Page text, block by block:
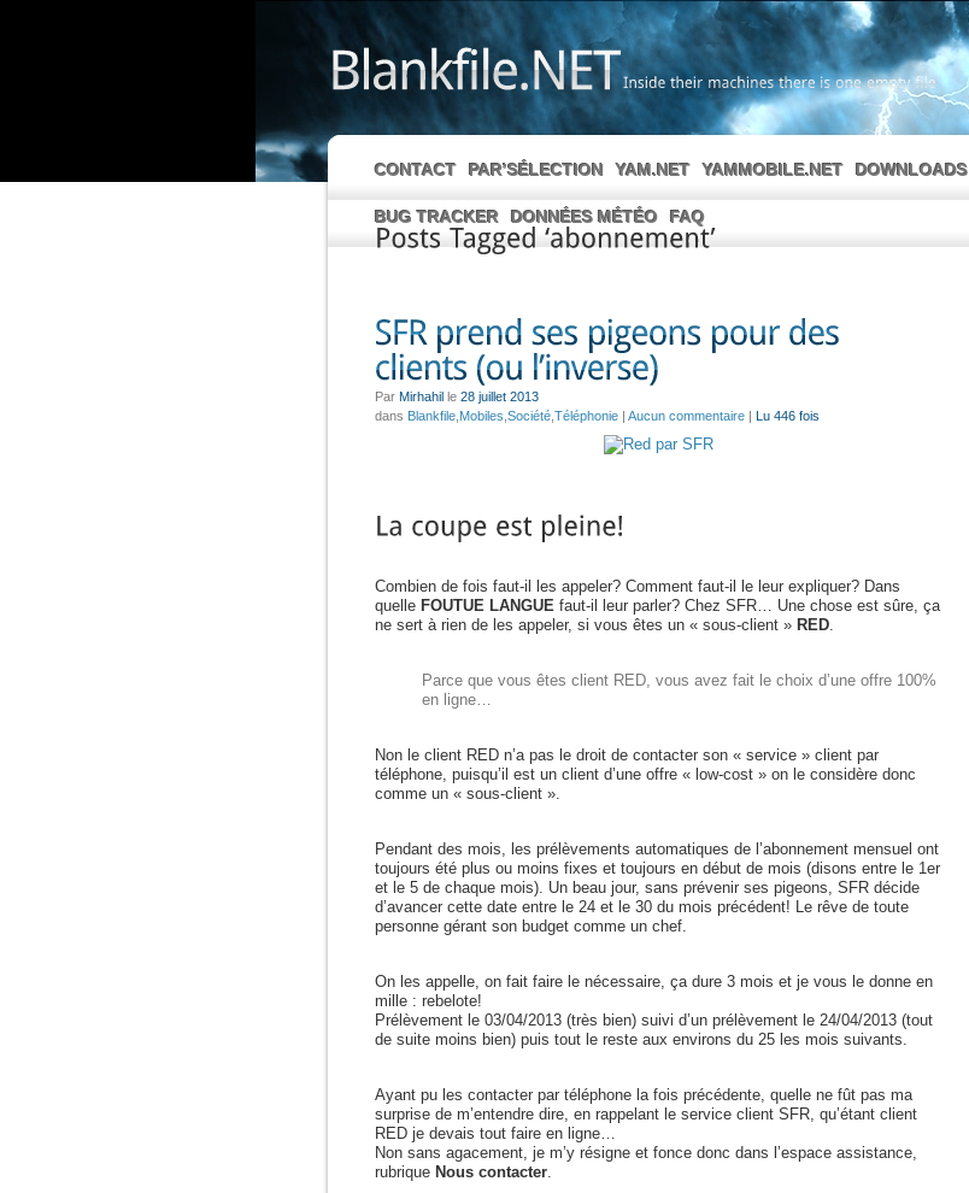
CONTACT PAR’SÉLECTION
BUG TRACKER DONNÉES MÉTÉO FAQ
YAM.NET YAMMOBILE.NET DOWNLOADS
Par Mirhahil le 28 juillet 2013
dans Blankfile Mobiles Société Téléphonie | Aucun commentaire | Lu 446 fois
Combien de fois faut-il les appeler? Comment faut-il le leur expliquer? Dans
quelle FOUTUE LANGUE faut-il leur parler? Chez SFR… Une chose est sûre, ça
ne sert à rien de les appeler, si vous êtes un « sous-client » RED.
Parce que vous êtes client RED, vous avez fait le choix d’une offre 100%
en ligne…
Non le client RED n’a pas le droit de contacter son « service » client par
téléphone, puisqu’il est un client d’une offre « low-cost » on le considère donc
comme un « sous-client ».
Pendant des mois, les prélèvements automatiques de l’abonnement mensuel ont
toujours été plus ou moins fixes et toujours en début de mois (disons entre le 1er
et le 5 de chaque mois). Un beau jour, sans prévenir ses pigeons, SFR décide
d’avancer cette date entre le 24 et le 30 du mois précédent! Le rêve de toute
personne gérant son budget comme un chef.
On les appelle, on fait faire le nécessaire, ça dure 3 mois et je vous le donne en
mille : rebelote!
Prélèvement le 03/04/2013 (très bien) suivi d’un prélèvement le 24/04/2013 (tout
de suite moins bien) puis tout le reste aux environs du 25 les mois suivants.
Ayant pu les contacter par téléphone la fois précédente, quelle ne fût pas ma
surprise de m’entendre dire, en rappelant le service client SFR, qu’étant client
RED je devais tout faire en ligne…
Non sans agacement, je m’y résigne et fonce donc dans l’espace assistance,
rubrique Nous contacter.